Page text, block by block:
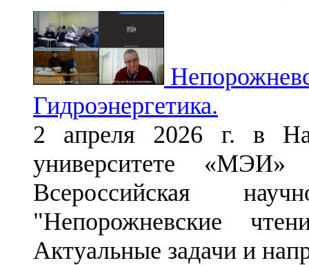
Гидроэнергетика.
2 апреля 2026 г. в
университете
Всероссийская
"Непорожневские
Актуальные задачи и